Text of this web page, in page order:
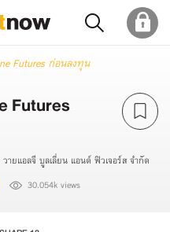
Futures ก่อนลงทุน
Futures
ายแอลจี บูลเลี่ยน แอนด์ ฟิวเจอร์ส จํากัด
30.054k views